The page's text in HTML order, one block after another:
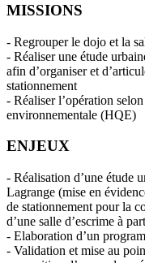
MISSIONS
- Regrouper le dojo et la
- Réaliser une étude
afin d’organiser et
stationnement
- Réaliser l’opération
environnementale (HQE)
ENJEUX
- Réalisation d’une étude
Lagrange (mise en
de stationnement pour la
d’une salle d’escrime à
- Elaboration d’un
- Validation et mise au